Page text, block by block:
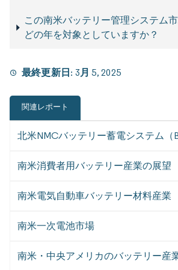
この南米バッテリー管理システム
どの年を対象としていますか？
最終更新日: 3月 5, 2025
関連レポート
北米NMCバッテリー蓄電システム（
南米消費者用バッテリー産業の展望
南米電気自動車バッテリー材料産業
南米一次電池市場
南米・中央アメリカのバッテリー産